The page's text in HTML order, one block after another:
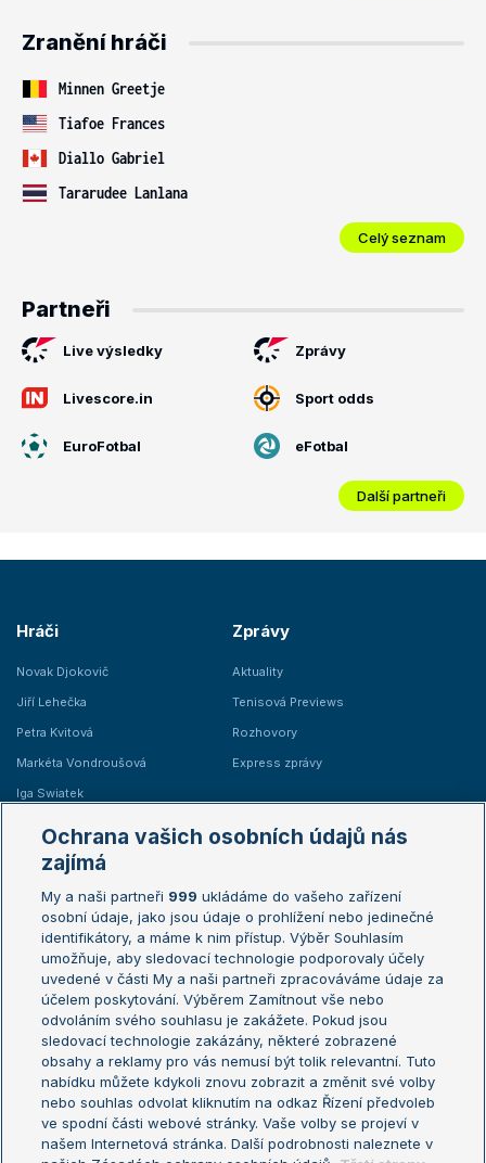
Zranění hráči
Minnen Greetje
Tiafoe Frances
Diallo Gabriel
Tararudee Lanlana
Celý seznam
Partneři
Live výsledky Zprávy
Livescore.in Sport odds
EuroFotbal eFotbal
Další partneři
Hráči
Novak Djokovič
Jiří Lehečka
Petra Kvitová
Markéta Vondroušová
Iga Swiatek
Zprávy
Aktuality
Tenisová Previews
Rozhovory
Express zprávy
Žebříčky
Žebříček ATP (muži)
Žebříček WTA (ženy)
Sázkařský žebříček
Australian Open
French Open
Wimbledon
US Open
Turnaj mistrů
Turnaj mistryň
Aktualní trendy
Fotbalové přestupy
Livesport Daily
Ochrana vašich osobních údajů nás
zajímá
My a naši partneři 999 ukládáme do vašeho zařízení
osobní údaje, jako jsou údaje o prohlížení nebo jedinečné
identifikátory, a máme k nim přístup. Výběr Souhlasím
umožňuje, aby sledovací technologie podporovaly účely
uvedené v části My a naši partneři zpracováváme údaje za
účelem poskytování. Výběrem Zamítnout vše nebo
odvoláním svého souhlasu je zakážete. Pokud jsou
sledovací technologie zakázány, některé zobrazené
obsahy a reklamy pro vás nemusí být tolik relevantní. Tuto
nabídku můžete kdykoli znovu zobrazit a změnit své volby
nebo souhlas odvolat kliknutím na odkaz Řízení předvoleb
ve spodní části webové stránky. Vaše volby se projeví v
našem Internetová stránka. Další podrobnosti naleznete v